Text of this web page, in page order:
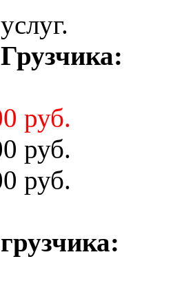
руб.
руб.
руб.